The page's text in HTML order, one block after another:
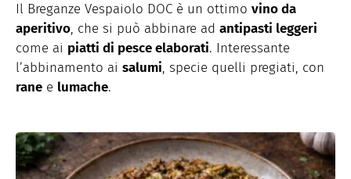
Il Breganze Vespaiolo DOC è un ottimo vino da
aperitivo, che si può abbinare ad antipasti leggeri
come ai piatti di pesce elaborati. Interessante
l’abbinamento ai salumi, specie quelli pregiati, con
rane e lumache.